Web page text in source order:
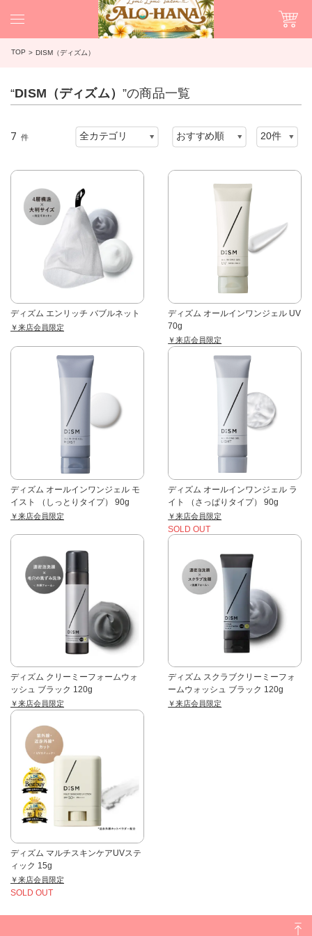
TOP DISM（ディズム）
“DISM（ディズム） ”の商品一覧
7 件
ディズム エンリッチ バブルネット
￥来店会員限定
ディズム オールインワンジェル UV
70g
￥来店会員限定
ディズム オールインワンジェル モ
イスト （しっとりタイプ） 90g
￥来店会員限定
ディズム オールインワンジェル ラ
イト （さっぱりタイプ） 90g
￥来店会員限定
SOLD OUT
ディズム クリーミーフォームウォ
ッシュ ブラック 120g
￥来店会員限定
ディズム スクラブクリーミーフォ
ームウォッシュ ブラック 120g
￥来店会員限定
ディズム マルチスキンケアUVステ
ィック 15g
￥来店会員限定
SOLD OUT